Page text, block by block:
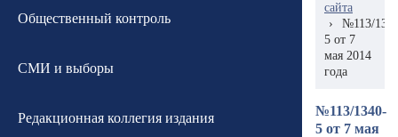
Общественный контроль
СМИ и выборы
Редакционная коллегия издания
сайта
›
№113/
5 от 7
мая 2014
года
№113/1340-
5 от 7 мая